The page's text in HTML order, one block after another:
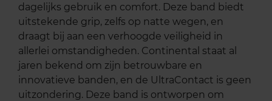
dagelijks gebruik en comfort. Deze band biedt
uitstekende grip, zelfs op natte wegen, en
draagt bij aan een verhoogde veiligheid in
allerlei omstandigheden. Continental staat al
jaren bekend om zijn betrouwbare en
innovatieve banden, en de UltraContact is geen
uitzondering. Deze band is ontworpen om